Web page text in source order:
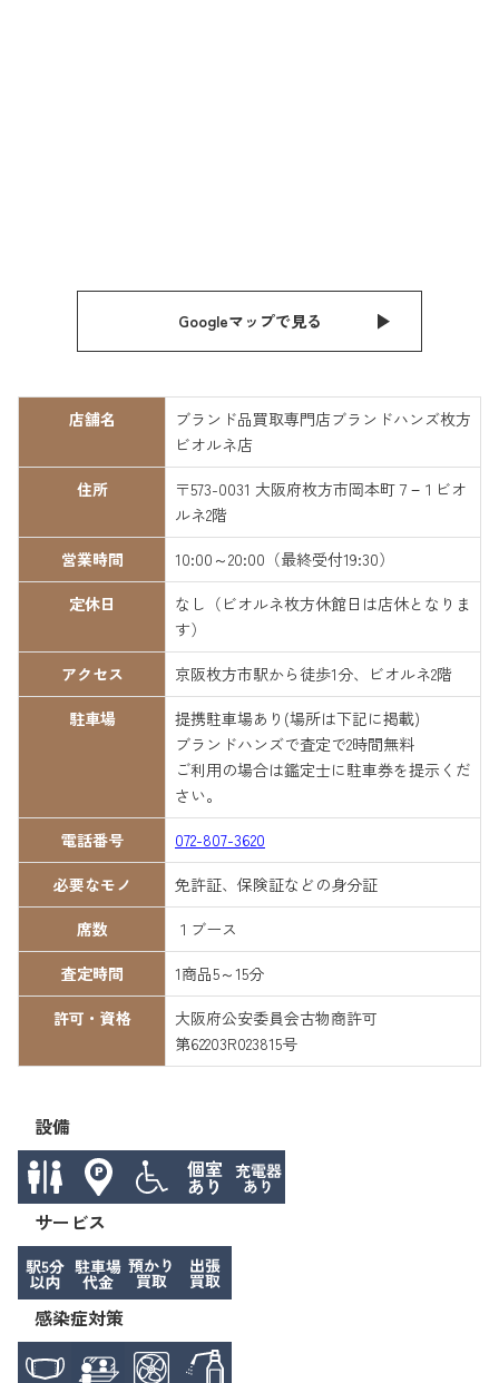
Googleマップで見る
設備
サービス
感染症対策
店舗名
ブランド品買取専門店ブランドハンズ枚方
ビオルネ店
住所
〒573-0031 大阪府枚方市岡本町７−１ビオ
ルネ2階
営業時間
10:00～20:00（最終受付19:30）
定休日
なし（ビオルネ枚方休館日は店休となりま
す）
アクセス
京阪枚方市駅から徒歩1分、ビオルネ2階
駐車場
提携駐車場あり(場所は下記に掲載)
ブランドハンズで査定で2時間無料
ご利用の場合は鑑定士に駐車券を提示くだ
さい。
電話番号
072-807-3620
必要なモノ
免許証、保険証などの身分証
席数
１ブース
査定時間
1商品5～15分
許可・資格
大阪府公安委員会古物商許可
第62203R023815号